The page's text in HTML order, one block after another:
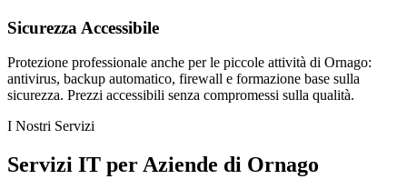
Sicurezza Accessibile
Protezione professionale anche per le piccole attività di Ornago:
antivirus, backup automatico, firewall e formazione base sulla
sicurezza. Prezzi accessibili senza compromessi sulla qualità.
I Nostri Servizi
Servizi IT per Aziende di Ornago